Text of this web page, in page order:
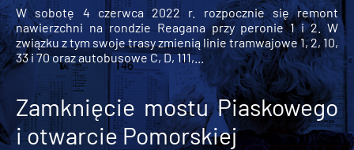
W sobotę 4 czerwca 2022 r. rozpocznie się remont
nawierzchni na rondzie Reagana przy peronie 1 i 2. W
związku z tym swoje trasy zmienią linie tramwajowe 1, 2, 10,
33 i 70 oraz autobusowe C, D, 111,...
Zamknięcie mostu Piaskowego
i otwarcie Pomorskiej